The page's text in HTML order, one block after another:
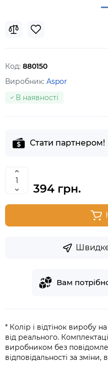
Код: 880150
Виробник: Aspor
В наявності
Стати партнером!
394 грн.
Вам
* Колір і відтінок виробу
від реального.
виробником без
відповідальності за